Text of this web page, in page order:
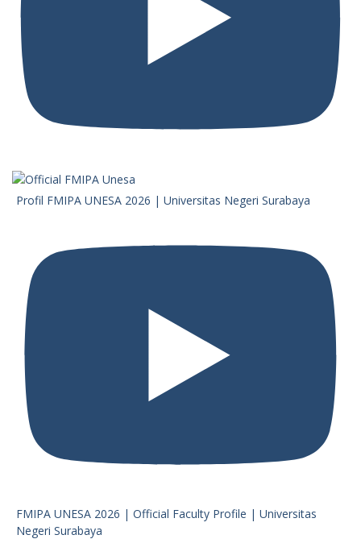
Profil FMIPA UNESA 2026 | Universitas Negeri Surabaya
FMIPA UNESA 2026 | Official Faculty Profile | Universitas
Negeri Surabaya